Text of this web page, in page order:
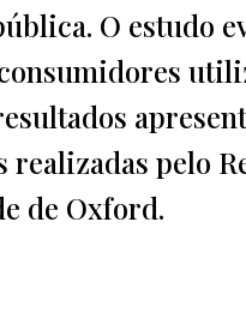
O estudo
realizadas pelo
de Oxford.